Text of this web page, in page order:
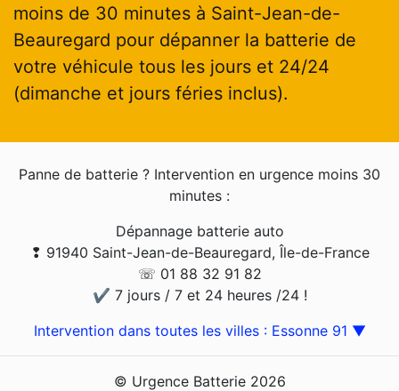
moins de 30 minutes à Saint-Jean-de-
Beauregard pour dépanner la batterie de
votre véhicule tous les jours et 24/24
(dimanche et jours féries inclus).
Panne de batterie ? Intervention en urgence moins 30
minutes :
Dépannage batterie auto
❢ 91940 Saint-Jean-de-Beauregard, Île-de-France
☏ 01 88 32 91 82
✔ 7 jours / 7 et 24 heures /24 !
Intervention dans toutes les villes : Essonne 91 ▼
© Urgence Batterie 2026